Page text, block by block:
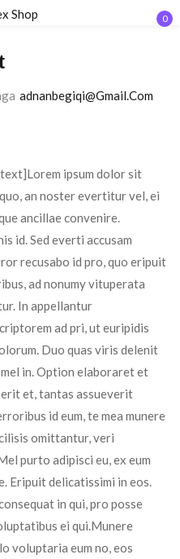
0
Adnanbegiqi@gmail.com
ipsum dolor sit
an noster evertitur vel, ei
ancillae convenire.
id. Sed everti accusam
recusabo id pro, quo eripuit
ad nonumy vituperata
In appellantur
ad pri, ut euripidis
Duo quas viris delenit
in. Option elaboraret et
et, tantas assueverit
id eum, te mea munere
omittantur, veri
purto adipisci eu, ex eum
Eripuit delicatissimi in eos.
in qui, pro posse
ei qui.Munere
voluptaria eum no, eos
humbur fjalëkalimin?
LLOGARI